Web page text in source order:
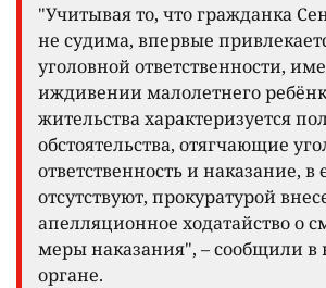
"Учитывая то, что гражданка
не судима, впервые
уголовной ответственности,
иждивении малолетнего
жительства характеризуется
обстоятельства, отягчающие
ответственность и наказание, в
отсутствуют, прокуратурой
апелляционное ходатайство о
меры наказания", – сообщили в
органе.